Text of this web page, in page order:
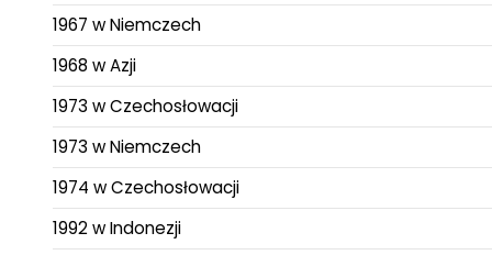
1967 w Niemczech
1968 w Azji
1973 w Czechosłowacji
1973 w Niemczech
1974 w Czechosłowacji
1992 w Indonezji